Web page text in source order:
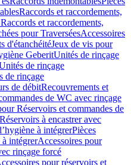
Raccords et raccordements,
et raccordements,
pour TraverséesAccessoires
d'étanchéitéJeux de vis pour
GeberitUnités de rinçage
de rinçage
de rinçage
de débitRecouvrements et
de WC avec rinçage
Réservoirs et commandes de
Réservoirs à encastrer avec
à intégrerPièces
à intégrerAccessoires pour
rinçage forcé
pour réservoirs et